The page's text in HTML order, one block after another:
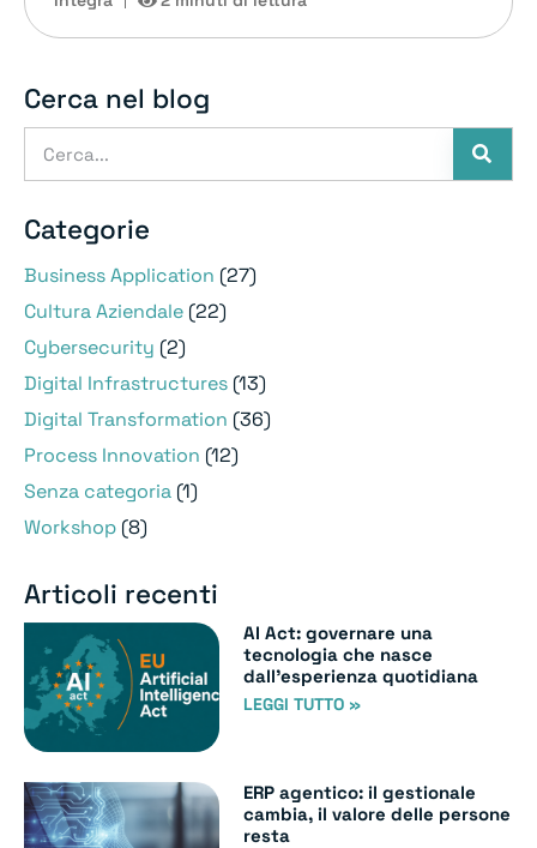
Cerca nel blog
Categorie
Business Application (27)
Cultura Aziendale (22)
Cybersecurity (2)
Digital Infrastructures (13)
Digital Transformation (36)
Process Innovation (12)
Senza categoria (1)
Workshop (8)
Articoli recenti
AI Act: governare una
tecnologia che nasce
dall’esperienza quotidiana
LEGGI TUTTO »
ERP agentico: il gestionale
cambia, il valore delle persone
resta